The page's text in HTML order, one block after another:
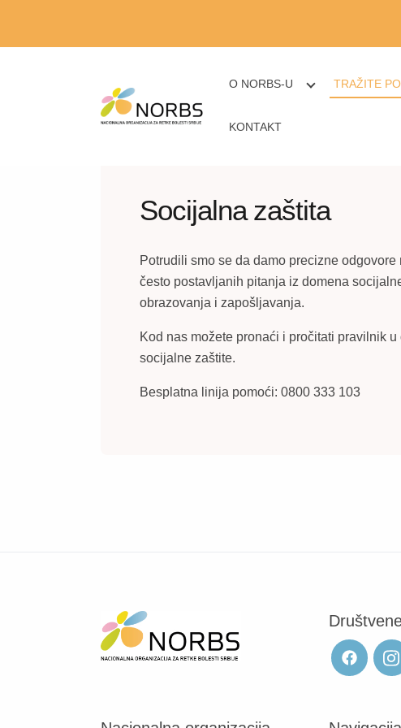
O NORBS-U TRAŽITE
KONTAKT
Socijalna zaštita
Potrudili smo se da damo precizne odgovore
često postavljanih pitanja iz domena
obrazovanja i zapošljavanja.
Kod nas možete pronaći i pročitati pravilnik u
socijalne zaštite.
Besplatna linija pomoći: 0800 333 103